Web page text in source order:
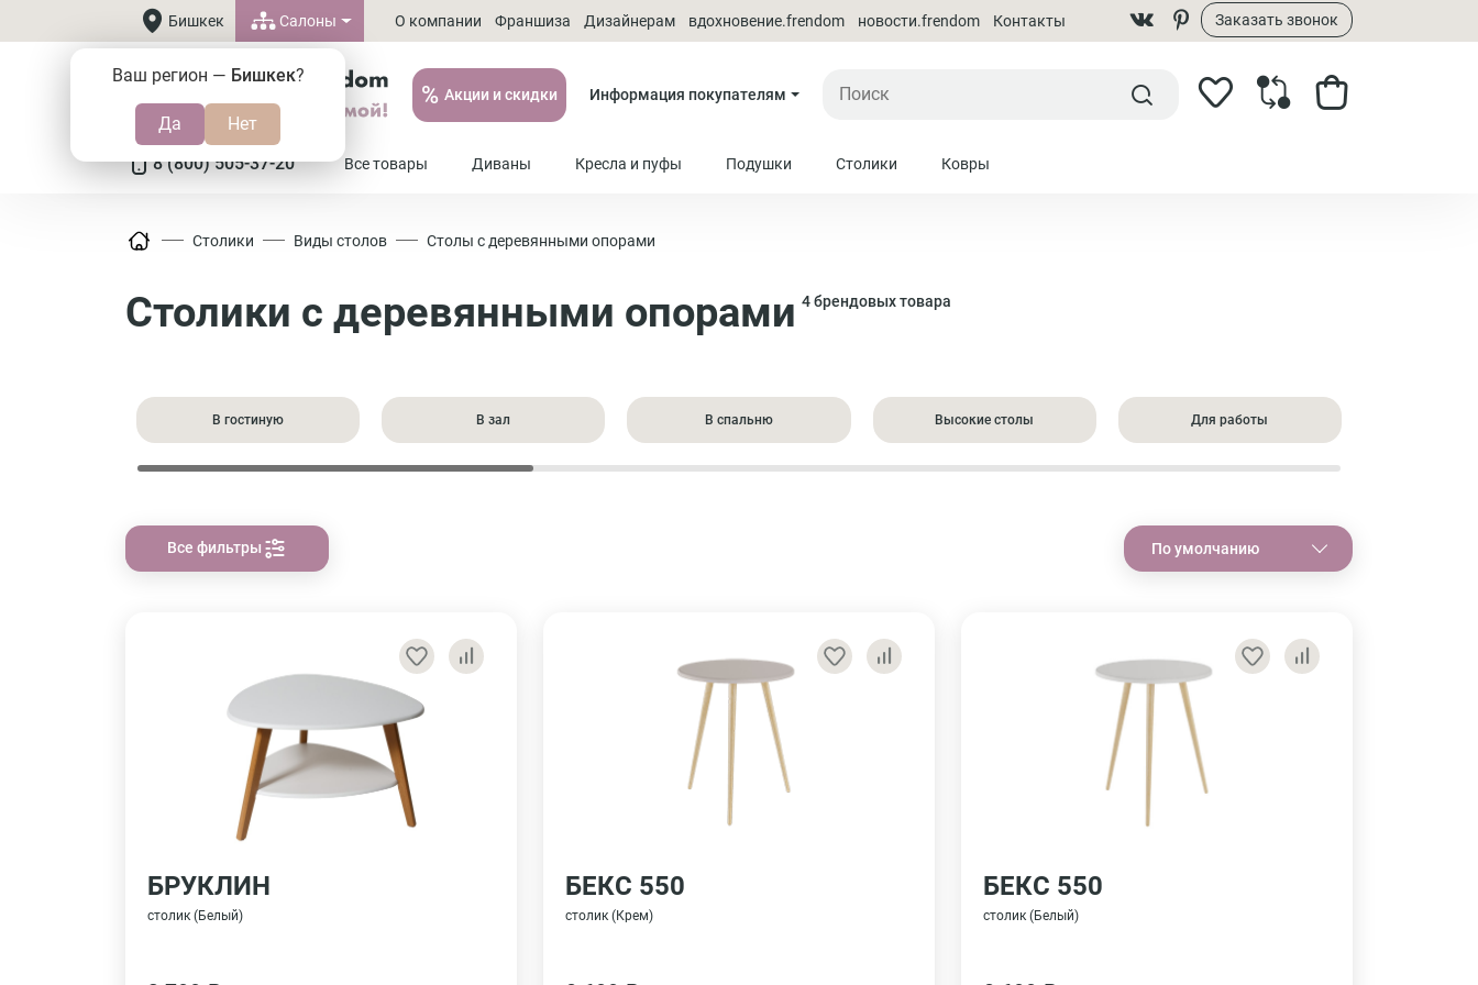
Бишкек
Ваш регион — Бишкек?
Салоны О компании Франшиза Дизайнерам вдохновение.frendom новости.frendom Контакты Заказать звонок
% Акции и скидки Информация покупателям
8 (800) 505-37-20 Все товары Диваны Кресла и пуфы Подушки Столики Ковры
Столики Виды столов Столы с деревянными опорами
Столики с деревянными опорами 4 брендовых товара
В гостиную В зал В спальню Высокие столы Для работы
Все фильтры По умолчанию
БРУКЛИН
столик (Белый)
БЕКС 550
столик (Крем)
БЕКС 550
столик (Белый)